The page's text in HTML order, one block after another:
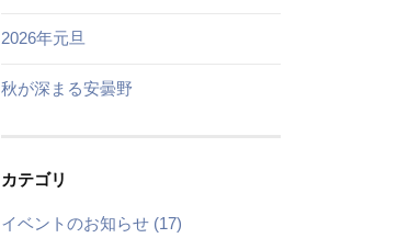
2026年元旦
秋が深まる安曇野
カテゴリ
イベントのお知らせ (17)